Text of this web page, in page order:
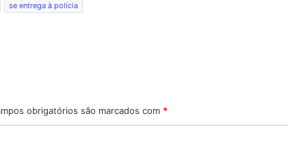
se entrega à polícia
obrigatórios são marcados com *